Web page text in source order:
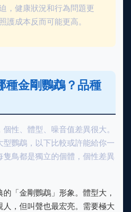
，健康狀況和行為問題更
護成本反而可能更高。
種金剛鸚鵡？品種
性、體型、噪音值差異很大。
鸚鵡，以下比較或許能給你一
鳥都是獨立的個體，個性差異
的「金剛鸚鵡」形象。體型大，
人，但叫聲也最宏亮。需要極大